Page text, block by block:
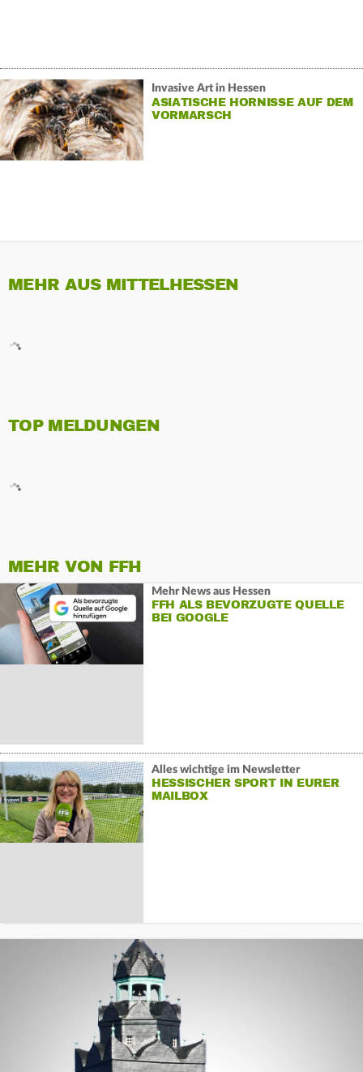
Invasive Art in Hessen
ASIATISCHE HORNISSE AUF DEM
VORMARSCH
MEHR AUS MITTELHESSEN
TOP MELDUNGEN
MEHR VON FFH
Mehr News aus Hessen
FFH ALS BEVORZUGTE QUELLE
BEI GOOGLE
Alles wichtige im Newsletter
HESSISCHER SPORT IN EURER
MAILBOX